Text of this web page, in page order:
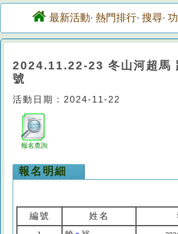
最新活動· 熱門排行· 搜尋·
2024.11.22-23 冬山河超馬
號
活動日期：2024-11-22
報名查詢
報名明細
編號 姓名